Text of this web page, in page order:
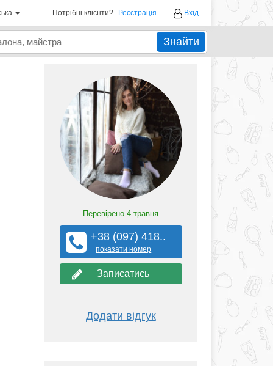
Потрібні клієнти? Реєстрація Вхід
Знайти
Перевірено4 травня
+38 (097) 418..
показати номер
Записатись
Додати відгук